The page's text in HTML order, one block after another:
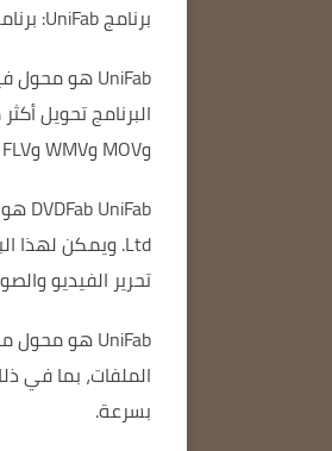
برنامج UniFab: برنامج كامل لتحويل ملفات الفيديو.
UniFabهو محول
وMOV وWMV وFLV وغيرها.
DVDFab UniFab
Ltd. ويمكن لهذا البرنامج تحويل ملفات الفيديو والصوت والصور إلى تنسيقات مختلفة.
تحرير الفيديو
UniFab هو محول ملفات مجاني يمكنه تحويل الملفات من تنسيق إلى آخر.
الملفات، بما في
بسرعة.